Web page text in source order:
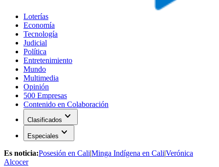
Loterías
Economía
Tecnología
Judicial
Política
Entretenimiento
Mundo
Multimedia
Opinión
500 Empresas
Contenido en Colaboración
Clasificados expand_more
Especiales expand_more
Es noticia:Posesión en Cali|Minga Indígena en Cali|Verónica
Alcocer